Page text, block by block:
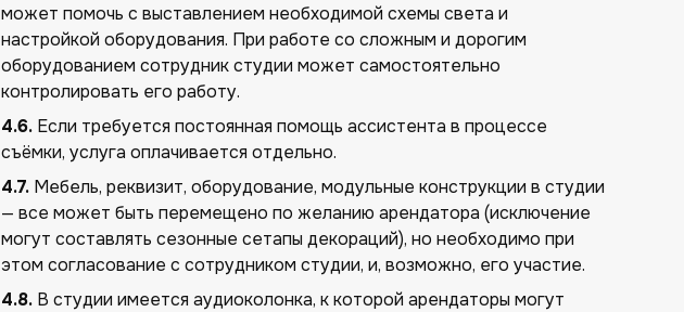
может помочь с выставлением необходимой схемы света и
настройкой оборудования. При работе со сложным и дорогим
оборудованием сотрудник студии может самостоятельно
контролировать его работу.
4.6. Если требуется постоянная помощь ассистента в процессе
съёмки, услуга оплачивается отдельно.
4.7. Мебель, реквизит, оборудование, модульные конструкции в студии
— все может быть перемещено по желанию арендатора (исключение
могут составлять сезонные сетапы декораций), но необходимо при
этом согласование с сотрудником студии, и, возможно, его участие.
4.8. В студии имеется аудиоколонка, к которой арендаторы могут